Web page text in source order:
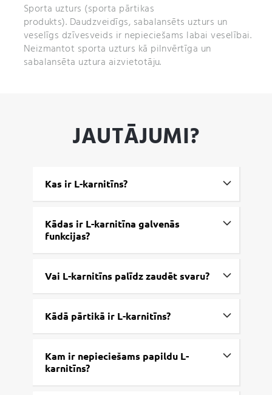
Sporta uzturs (sporta pārtikas
produkts). Daudzveidīgs, sabalansēts uzturs un
veselīgs dzīvesveids ir nepieciešams labai veselībai.
Neizmantot sporta uzturs kā pilnvērtīga un
sabalansēta uztura aizvietotāju.
JAUTĀJUMI?
Kas ir L-karnitīns?
Kādas ir L-karnitīna galvenās
funkcijas?
Vai L-karnitīns palīdz zaudēt svaru?
Kādā pārtikā ir L-karnitīns?
Kam ir nepieciešams papildu L-
karnitīns?